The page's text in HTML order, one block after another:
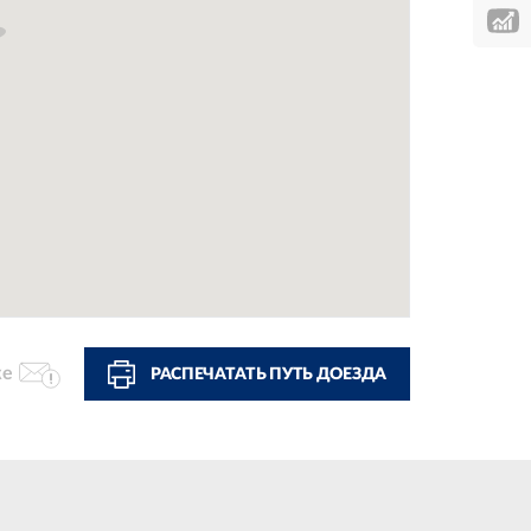
РАСПЕЧАТАТЬ ПУТЬ ДОЕЗДА